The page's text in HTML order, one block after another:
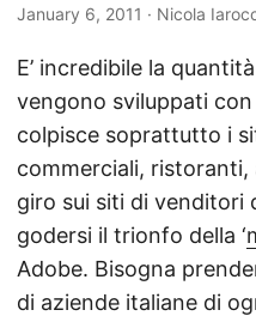
January 6, 2011 · Nicola
E’ incredibile la
vengono sviluppati
colpisce soprattutto i
commerciali,
giro sui siti di venditori
godersi il trionfo della ‘
Adobe. Bisogna
di aziende italiane di